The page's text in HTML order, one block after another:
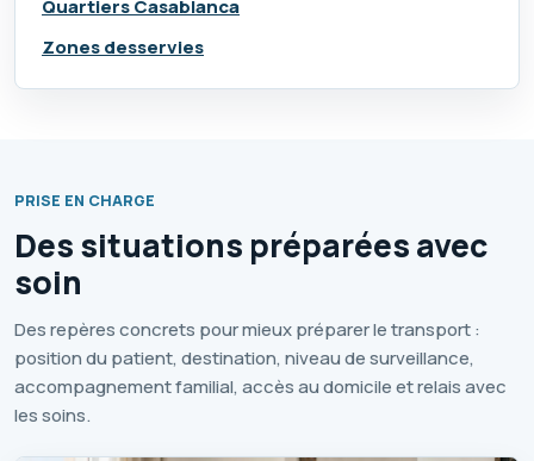
Quartiers Casablanca
Zones desservies
PRISE EN CHARGE
Des situations préparées avec
soin
Des repères concrets pour mieux préparer le transport :
position du patient, destination, niveau de surveillance,
accompagnement familial, accès au domicile et relais avec
les soins.